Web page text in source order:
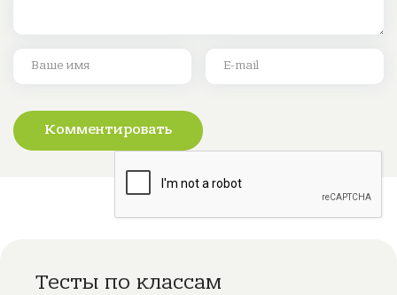
Комментировать
Тесты по классам